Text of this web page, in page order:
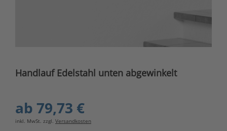
Handlauf Edelstahl unten abgewinkelt
ab 79,73 €
inkl. MwSt. zzgl. Versandkosten